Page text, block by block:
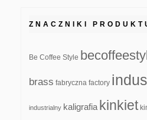
ZNACZNIKI
Be Coffee Style
brass fabryczna factory
industrialny kaligrafia kinkiet